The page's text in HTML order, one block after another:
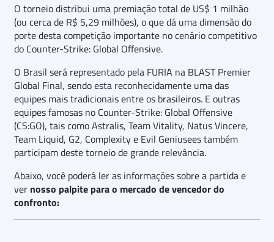
O torneio distribui uma premiação total de US$ 1 milhão
(ou cerca de R$ 5,29 milhões), o que dá uma dimensão do
porte desta competição importante no cenário competitivo
do Counter-Strike: Global Offensive.
O Brasil será representado pela FURIA na BLAST Premier
Global Final, sendo esta reconhecidamente uma das
equipes mais tradicionais entre os brasileiros. E outras
equipes famosas no Counter-Strike: Global Offensive
(CS:GO), tais como Astralis, Team Vitality, Natus Vincere,
Team Liquid, G2, Complexity e Evil Geniusees também
participam deste torneio de grande relevância.
Abaixo, você poderá ler as informações sobre a partida e
ver nosso palpite para o mercado de vencedor do
confronto: